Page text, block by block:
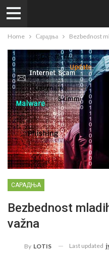
Home Сарадња Bezbednost
САРАДЊА
Bezbednost
važna
By LOTIS Last updated